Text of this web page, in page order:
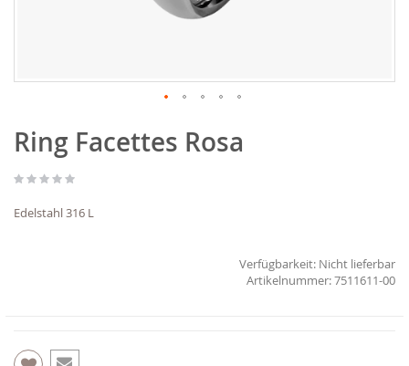
Anfang
der
springen
Ring Facettes Rosa
Edelstahl 316 L
Verfügbarkeit: Nicht lieferbar
7511611-00